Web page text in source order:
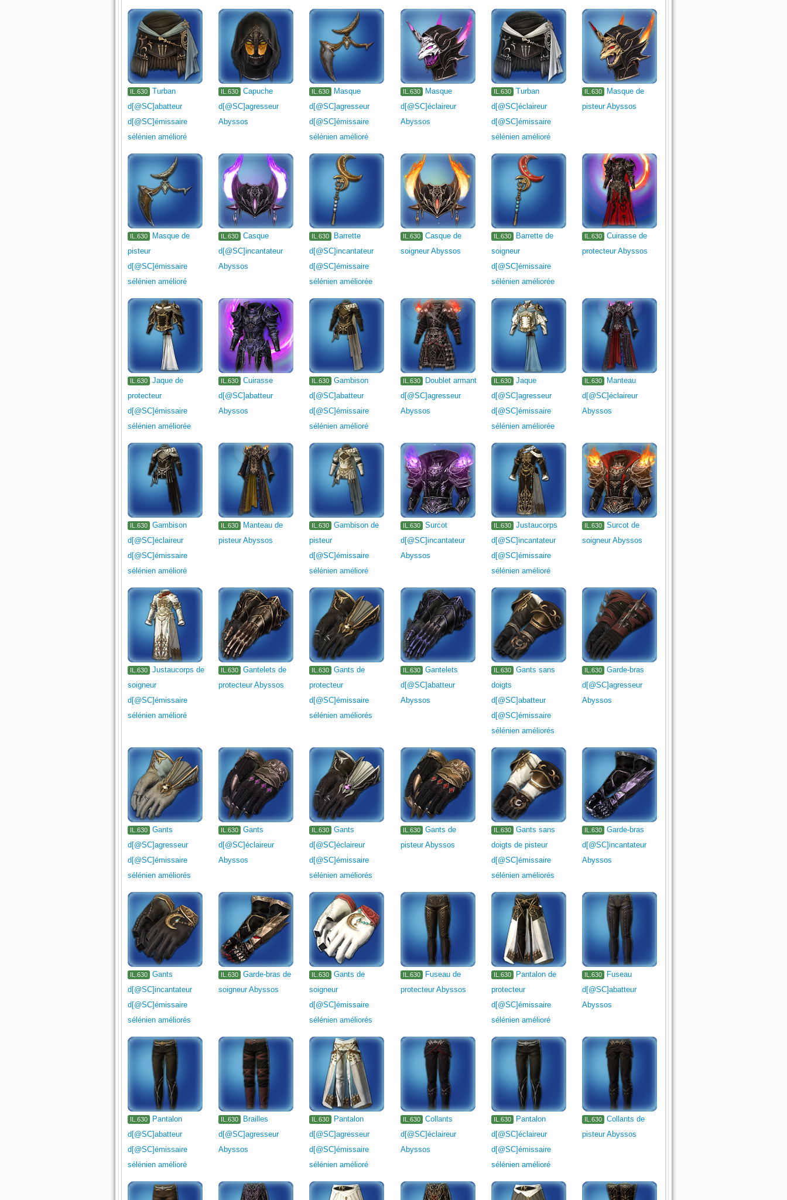
IL.630
Turban
d[@SC]abatteur
d[@SC]émissaire
sélénien amélioré
IL.630
Capuche
d[@SC]agresseur
Abyssos
IL.630
Masque
d[@SC]agresseur
d[@SC]émissaire
sélénien amélioré
IL.630
Masque
d[@SC]éclaireur
Abyssos
IL.630
Turban
d[@SC]éclaireur
d[@SC]émissaire
sélénien amélioré
IL.630
Masque de
pisteur Abyssos
IL.630
Masque de
pisteur
d[@SC]émissaire
sélénien amélioré
IL.630
Casque
d[@SC]incantateur
Abyssos
IL.630
Barrette
d[@SC]incantateur
d[@SC]émissaire
sélénien améliorée
IL.630
Casque de
soigneur Abyssos
IL.630
Barrette de
soigneur
d[@SC]émissaire
sélénien améliorée
IL.630
Cuirasse de
protecteur Abyssos
IL.630
Jaque de
protecteur
d[@SC]émissaire
sélénien améliorée
IL.630
Cuirasse
d[@SC]abatteur
Abyssos
IL.630
Gambison
d[@SC]abatteur
d[@SC]émissaire
sélénien amélioré
IL.630
Doublet armant
d[@SC]agresseur
Abyssos
IL.630
Jaque
d[@SC]agresseur
d[@SC]émissaire
sélénien améliorée
IL.630
Manteau
d[@SC]éclaireur
Abyssos
IL.630
Gambison
d[@SC]éclaireur
d[@SC]émissaire
sélénien amélioré
IL.630
Manteau de
pisteur Abyssos
IL.630
Gambison de
pisteur
d[@SC]émissaire
sélénien amélioré
IL.630
Surcot
d[@SC]incantateur
Abyssos
IL.630
Justaucorps
d[@SC]incantateur
d[@SC]émissaire
sélénien amélioré
IL.630
Surcot de
soigneur Abyssos
IL.630
Justaucorps de
soigneur
d[@SC]émissaire
sélénien amélioré
IL.630
Gantelets de
protecteur Abyssos
IL.630
Gants de
protecteur
d[@SC]émissaire
sélénien améliorés
IL.630
Gantelets
d[@SC]abatteur
Abyssos
IL.630
Gants sans
doigts
d[@SC]abatteur
d[@SC]émissaire
sélénien améliorés
IL.630
Garde-bras
d[@SC]agresseur
Abyssos
IL.630
Gants
d[@SC]agresseur
d[@SC]émissaire
sélénien améliorés
IL.630
Gants
d[@SC]éclaireur
Abyssos
IL.630
Gants
d[@SC]éclaireur
d[@SC]émissaire
sélénien améliorés
IL.630
Gants de
pisteur Abyssos
IL.630
Gants sans
doigts de pisteur
d[@SC]émissaire
sélénien améliorés
IL.630
Garde-bras
d[@SC]incantateur
Abyssos
IL.630
Gants
d[@SC]incantateur
d[@SC]émissaire
sélénien améliorés
IL.630
Garde-bras de
soigneur Abyssos
IL.630
Gants de
soigneur
d[@SC]émissaire
sélénien améliorés
IL.630
Fuseau de
protecteur Abyssos
IL.630
Pantalon de
protecteur
d[@SC]émissaire
sélénien amélioré
IL.630
Fuseau
d[@SC]abatteur
Abyssos
IL.630
Pantalon
d[@SC]abatteur
d[@SC]émissaire
sélénien amélioré
IL.630
Brailles
d[@SC]agresseur
Abyssos
IL.630
Pantalon
d[@SC]agresseur
d[@SC]émissaire
sélénien amélioré
IL.630
Collants
d[@SC]éclaireur
Abyssos
IL.630
Pantalon
d[@SC]éclaireur
d[@SC]émissaire
sélénien amélioré
IL.630
Collants de
pisteur Abyssos